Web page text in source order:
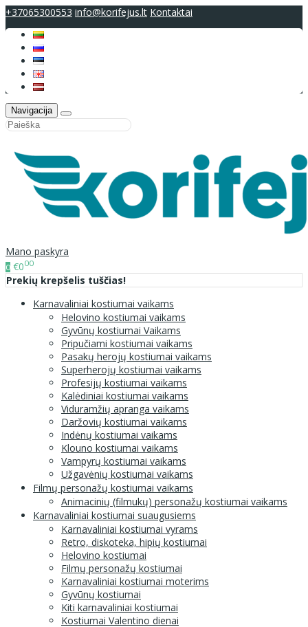
+37065300553 info@korifejus.lt Kontaktai
Navigacija
Mano paskyra
0 €000
Prekių krepšelis tuščias!
Karnavaliniai kostiumai vaikams
Helovino kostiumai vaikams
Gyvūnų kostiumai Vaikams
Pripučiami kostiumai vaikams
Pasakų herojų kostiumai vaikams
Superherojų kostiumai vaikams
Profesijų kostiumai vaikams
Kalėdiniai kostiumai vaikams
Viduramžių apranga vaikams
Daržovių kostiumai vaikams
Indėnų kostiumai vaikams
Klouno kostiumai vaikams
Vampyrų kostiumai vaikams
Užgavėnių kostiumai vaikams
Filmų personažų kostiumai vaikams
Animacinių (filmukų) personažų kostiumai vaikams
Karnavaliniai kostiumai suaugusiems
Karnavaliniai kostiumai vyrams
Retro, diskoteka, hipių kostiumai
Helovino kostiumai
Filmų personažų kostiumai
Karnavaliniai kostiumai moterims
Gyvūnų kostiumai
Kiti karnavaliniai kostiumai
Kostiumai Valentino dienai